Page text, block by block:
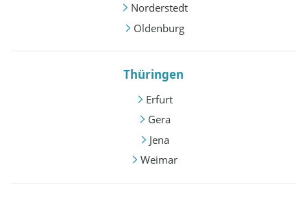
Norderstedt
Oldenburg
Thüringen
Erfurt
Gera
Jena
Weimar